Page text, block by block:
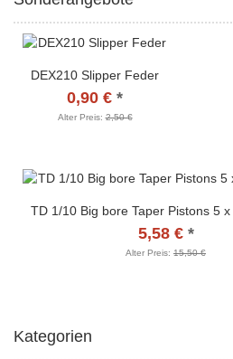
DEX210 Slipper Feder
0,90 € *
Alter Preis:2,50 €
TD 1/10 Big bore Taper Pistons 5
5,58 € *
Alter Preis: 15,50 €
Kategorien